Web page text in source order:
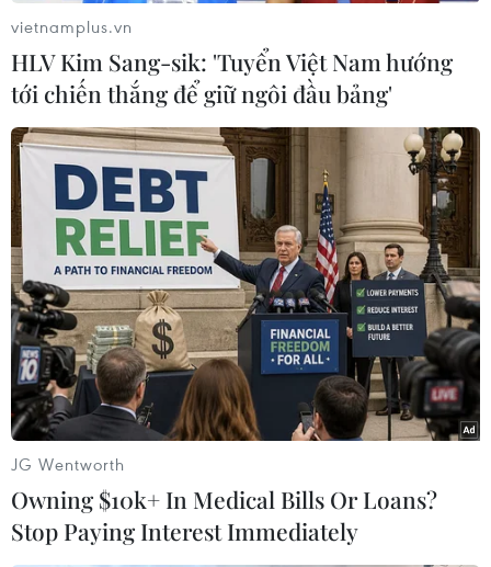
Theo Thông tư số 13/2022/TT-BGDĐT ngày
3/8/2022 của Bộ Giáo dục và Đào tạo, học sinh
mỗi ngày học 1 buổi, mỗi buổi không quá 5 tiết
học, mỗi tiết học 45 phút.
Bộ Giáo dục và Đào tạo khuyến khích các trường
Trung học phổ thông đủ điều kiện thực hiện dạy
học 2 buổi/ngày thực hiện theo hướng dẫn của
Bộ./.
(TTXVN/Vietnam+)
vietnamplus.vn
HLV Kim Sang-sik: 'Tuyển Việt Nam hướng
tới chiến thắng để giữ ngôi đầu bảng'
JG Wentworth
Owning $10k+ In Medical Bills Or Loans?
Stop Paying Interest Immediately